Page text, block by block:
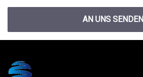
AN UNS SENDEN